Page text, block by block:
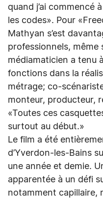
quand j’ai commencé
les codes». Pour
Mathyan s’est
professionnels, même
médiamaticien a tenu
fonctions dans la
métrage; co-
monteur, producteur,
«Toutes ces
surtout au début.»
Le film a été
d’Yverdon-les-Bains
une année et demie.
apparentée à un défi
notamment capillaire,